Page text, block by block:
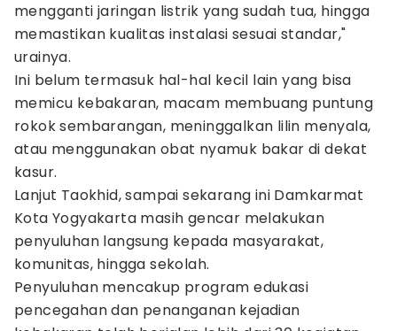
mengganti jaringan listrik yang sudah tua, hingga
memastikan kualitas instalasi sesuai standar,"
urainya.
Ini belum termasuk hal-hal kecil lain yang bisa
memicu kebakaran, macam membuang puntung
rokok sembarangan, meninggalkan lilin menyala,
atau menggunakan obat nyamuk bakar di dekat
kasur.
Lanjut Taokhid, sampai sekarang ini Damkarmat
Kota Yogyakarta masih gencar melakukan
penyuluhan langsung kepada masyarakat,
komunitas, hingga sekolah.
Penyuluhan mencakup program edukasi
pencegahan dan penanganan kejadian